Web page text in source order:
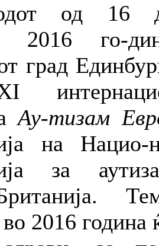
од 16
2016 го-
град
Ау-тизам
на Нацио-
за
2016 година